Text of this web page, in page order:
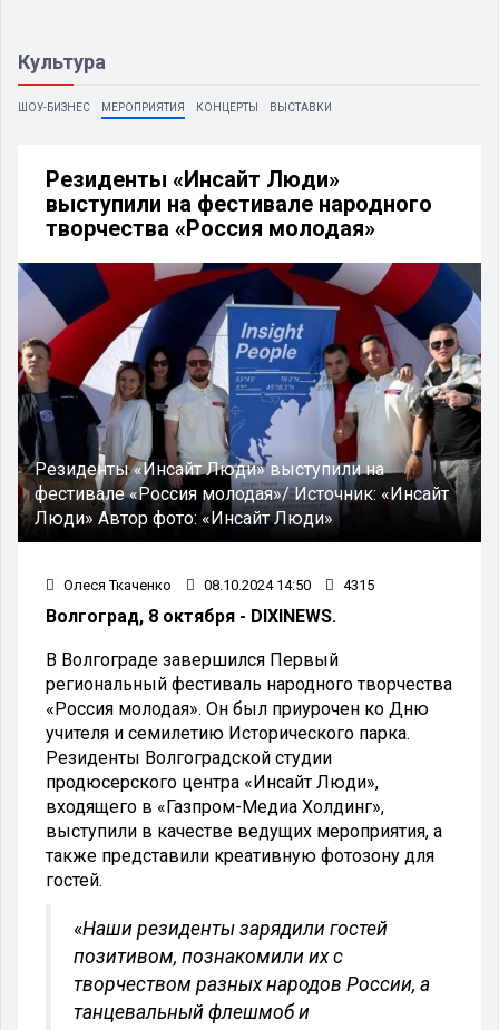
Культура
ШОУ-БИЗНЕС МЕРОПРИЯТИЯ КОНЦЕРТЫ ВЫСТАВКИ
Резиденты «Инсайт Люди»
выступили на фестивале народного
творчества «Россия молодая»
Резиденты «Инсайт Люди» выступили на
фестивале «Россия молодая»/Источник: «Инсайт
Люди» Автор фото: «Инсайт Люди»
Олеся Ткаченко 08.10.2024 14:50 4315
Волгоград, 8 октября - DIXINEWS.
В Волгограде завершился Первый
региональный фестиваль народного творчества
«Россия молодая». Он был приурочен ко Дню
учителя и семилетию Исторического парка.
Резиденты Волгоградской студии
продюсерского центра «Инсайт Люди»,
входящего в «Газпром-Медиа Холдинг»,
выступили в качестве ведущих мероприятия, а
также представили креативную фотозону для
гостей.
«Наши резиденты зарядили гостей
позитивом, познакомили их с
творчеством разных народов России, а
танцевальный флешмоб и